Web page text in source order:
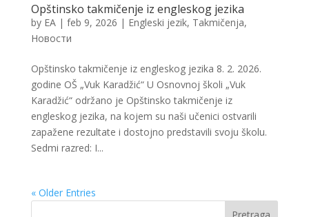
Opštinsko takmičenje iz engleskog jezika
by EA| feb 9, 2026 | Engleski jezik, Takmičenja,
Новости
Opštinsko takmičenje iz engleskog jezika 8. 2. 2026.
godine OŠ „Vuk Karadžić“ U Osnovnoj školi „Vuk
Karadžić“ održano je Opštinsko takmičenje iz
engleskog jezika, na kojem su naši učenici ostvarili
zapažene rezultate i dostojno predstavili svoju školu.
Sedmi razred: I...
« Older Entries